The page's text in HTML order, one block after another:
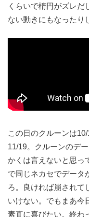
くらいで楕円がズレだ
ない動きにもなったり
この日のクルーンは
11/19。クルーンのデ
かくは言えないと思っ
で同じネカセでデータ
ろ。良ければ崩されて
いけない。でもまあ今
素直に喜びたい。終わ